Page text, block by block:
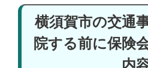
横須賀市の交通
院する前に保険